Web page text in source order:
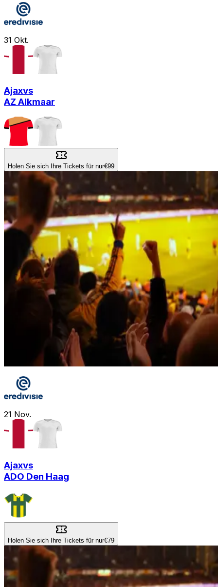
31 Okt.
Ajaxvs
AZ Alkmaar
Holen Sie sich Ihre Tickets für nur€99
21 Nov.
Ajaxvs
ADO Den Haag
Holen Sie sich Ihre Tickets für nur€79